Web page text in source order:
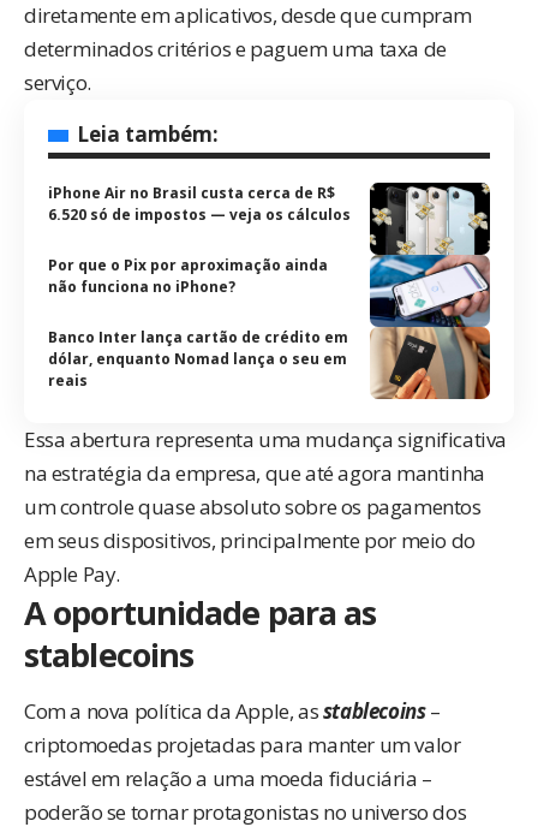
diretamente em aplicativos, desde que cumpram
determinados critérios e paguem uma taxa de
serviço.
Leia também:
iPhone Air no Brasil custa cerca de R$
6.520 só de impostos — veja os cálculos
Por que o Pix por aproximação ainda
não funciona no iPhone?
Banco Inter lança cartão de crédito em
dólar, enquanto Nomad lança o seu em
reais
Essa abertura representa uma mudança significativa
na estratégia da empresa, que até agora mantinha
um controle quase absoluto sobre os pagamentos
em seus dispositivos, principalmente por meio do
Apple Pay.
A oportunidade para as
stablecoins
Com a nova política da Apple, asstablecoins–
criptomoedas projetadas para manter um valor
estável em relação a uma moeda fiduciária –
poderão se tornar protagonistas no universo dos